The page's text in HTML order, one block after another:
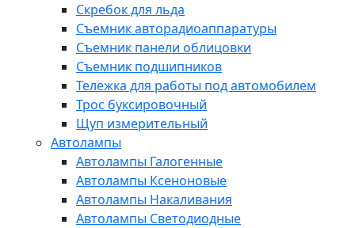
Скребок для льда
Съемник авторадиоаппаратуры
Съемник панели облицовки
Съемник подшипников
Тележка для работы под автомобилем
Трос буксировочный
Щуп измерительный
Автолампы
Автолампы Галогенные
Автолампы Ксеноновые
Автолампы Накаливания
Автолампы Светодиодные